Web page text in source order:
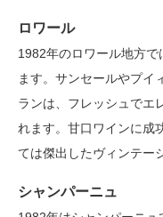
ロワール
1982年のロワール地方
ます。サンセールやプイ
ランは、フレッシュでエ
れます。甘口ワインに成
ては傑出したヴィンテー
シャンパーニュ